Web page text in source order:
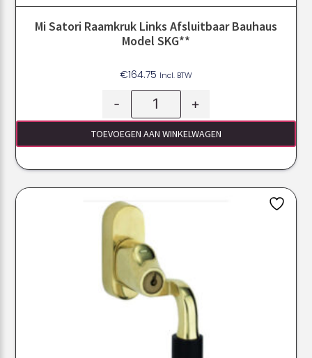
Mi Satori Raamkruk Links Afsluitbaar Bauhaus
Model SKG**
€164.75 Incl. BTW
- +
TOEVOEGEN AAN WINKELWAGEN